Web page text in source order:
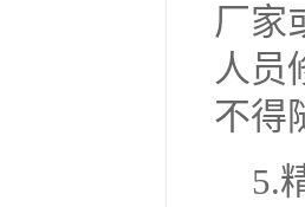
厂家
人员
不得
5.